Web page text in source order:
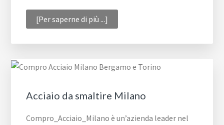
[Per saperne di più ...]
acciaio
Torino
Acciaio da smaltire Milano
Compro_Acciaio_Milano è un’azienda leader nel